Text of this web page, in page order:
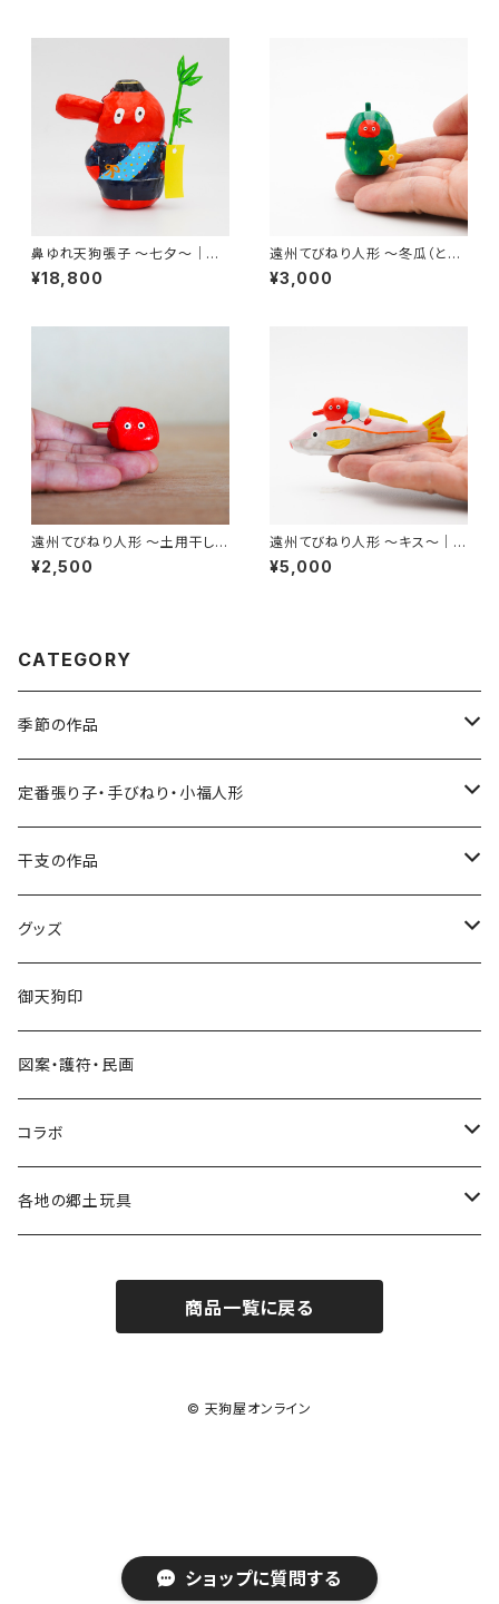
ショップに質問する
鼻ゆれ天狗張子 〜七夕〜｜高
さ約15cm
¥18,800
遠州てびねり人形 〜冬瓜（とう
がん）〜｜高さ約4cm
¥3,000
遠州てびねり人形 〜土用干し〜
｜高さ約3cm
¥2,500
遠州てびねり人形 〜キス〜｜全
長約9.5cm
¥5,000
CATEGORY
季節の作品
張り子
手びねり人形
グッズ
定番張り子・手びねり・小福人形
張り子
手びねり人形・小福人形
干支の作品
張り子
手びねり人形
グッズ
コラボ
グッズ
キーホルダー
シール
遠州綿紬ハンカチ
注染そめ手ぬぐい
ポストカード・護符
御天狗印
図案・護符・民画
コラボ
＜遠州綿紬＞ハンカチ
各地の郷土玩具
商品一覧に戻る
© 天狗屋オンライン